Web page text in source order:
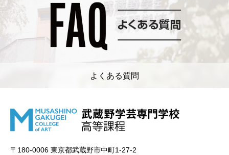
よくある質問
〒180-0006 東京都武蔵野市中町1-27-2